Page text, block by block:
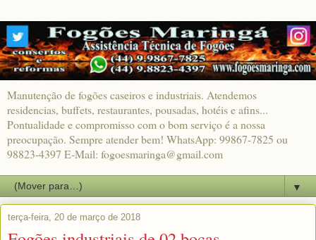
Manutenção de fogões caseiros e industriais. Atendemos
residencias, buffets, restaurantes, pousadas, hotéis e afins...
Pontualidade e compromisso com o bom serviço é a nossa
preocupação. Sempre atender bem! WhatsApp: 99867-7825 ou
98823-4397 E-Mail: fogoesmaringa@gmail.com
▼
terça-feira, 20 de março de 2018